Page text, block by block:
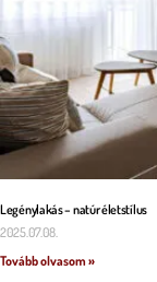
Legénylakás – natúr életstílus
2025.07.08.
Tovább olvasom »